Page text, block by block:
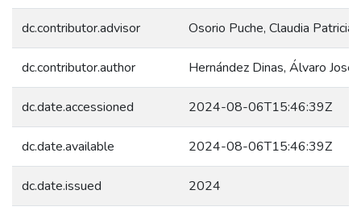
dc.contributor.advisor Osorio Puche, Claudia Patricia
dc.contributor.author Hernández Dinas, Álvaro José
dc.date.accessioned 2024-08-06T15:46:39Z
dc.date.available 2024-08-06T15:46:39Z
dc.date.issued 2024